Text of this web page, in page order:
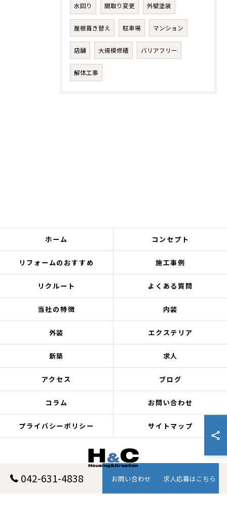
水回り 間取り変更 外壁塗装
屋根葺き替え 駐車場 マンション
店舗 大規模修繕 バリアフリー
解体工事
042-631-4838 お問い合わせ 求人応募はこちら
ホーム コンセプト
リフォームのおすすめ 施工事例
リクルート よくある質問
当社の特徴 内装
外装 エクステリア
新築 求人
アクセス ブログ
コラム お問い合わせ
プライバシーポリシー サイトマップ
© 2026 東京都八王子のリフォームなら株式会社H&C ALL RIGHTS RESERVED.